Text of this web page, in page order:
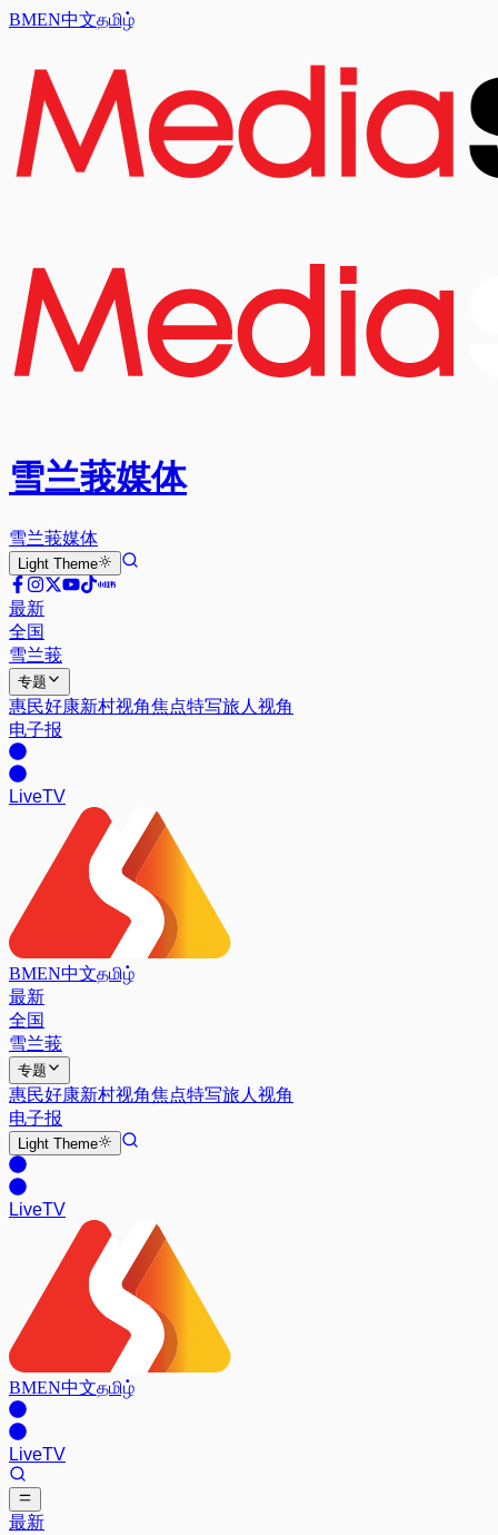
BMEN中文தமிழ்
雪兰莪媒体
雪兰莪媒体
Light Theme
最新
全国
雪兰莪
专题
惠民好康新村视角焦点特写旅人视角
电子报
LiveTV
BMEN中文தமிழ்
最新
全国
雪兰莪
专题
惠民好康新村视角焦点特写旅人视角
电子报
Light Theme
LiveTV
BMEN中文தமிழ்
LiveTV
最新